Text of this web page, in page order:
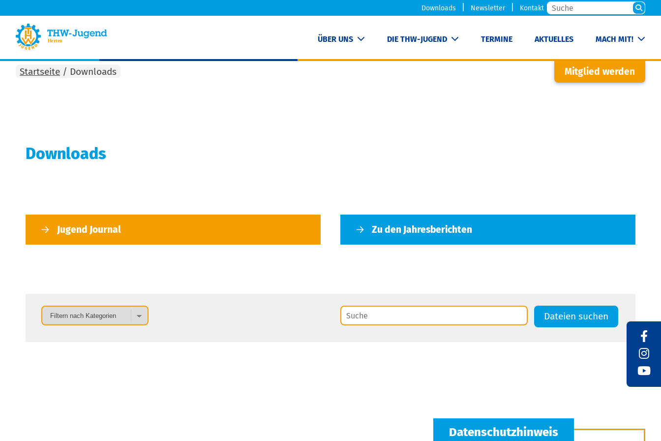
Downloads Newsletter Kontakt
ÜBER UNS DIE THW-JUGEND TERMINE AKTUELLES MACH MIT!
Mitglied werden
Startseite / Downloads
Downloads
Jugend Journal Zu den Jahresberichten
Dateien suchen